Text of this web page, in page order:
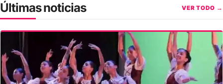
Últimas noticias VER TODO →